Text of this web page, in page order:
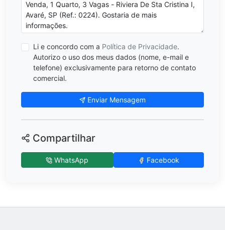
Li e concordo com a Política de Privacidade.
Autorizo o uso dos meus dados (nome, e-mail e
telefone) exclusivamente para retorno de contato
comercial.
Enviar Mensagem
Compartilhar
WhatsApp Facebook